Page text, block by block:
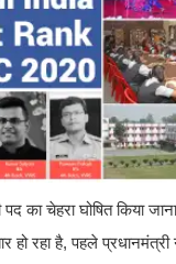
चेहरा घोषित किया
हो रहा है, पहले